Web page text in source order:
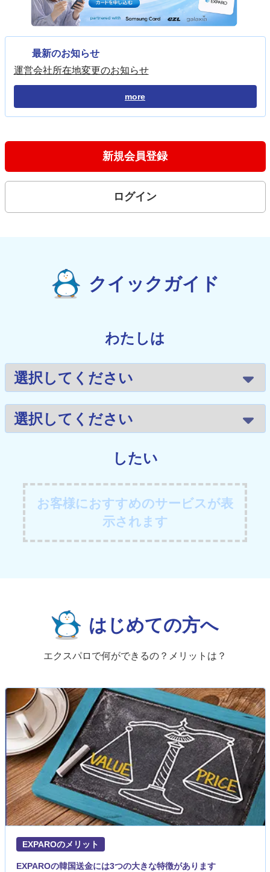
最新のお知らせ
運営会社所在地変更のお知らせ
more
新規会員登録
ログイン
クイックガイド
わたしは
したい
お客様におすすめのサービスが表
示されます
はじめての方へ
エクスパロで何ができるの？メリットは？
EXPAROのメリット
EXPAROの韓国送金には3つの大きな特徴があります